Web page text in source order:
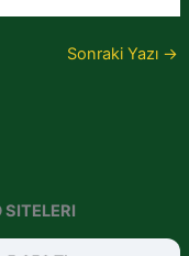
Sonraki Yazı →